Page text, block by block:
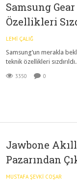
Samsung
Özellikleri
LEMI ÇALIĞ
Samsung’un merakla
teknik özellikleri sızdırıldı.
3350 0
Jawbone
Pazarından
MUSTAFA ŞEVKI COŞAR